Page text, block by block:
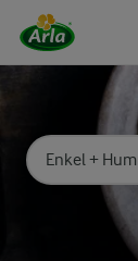
Sök på
Skriv in